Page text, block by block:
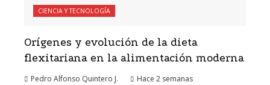
CIENCIA Y TECNOLOGÍA
Orígenes y evolución de la dieta
flexitariana en la alimentación moderna
Pedro Alfonso Quintero J. Hace 2 semanas